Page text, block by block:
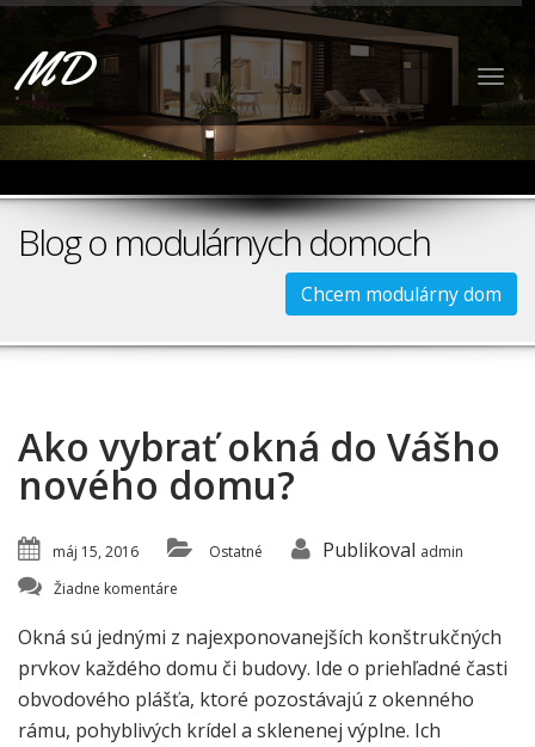
MD
Blog o modulárnych domoch
Chcem modulárny dom
Ako vybrať okná do Vášho
nového domu?
máj 15, 2016 Ostatné Publikoval admin
Žiadne komentáre
Okná sú jednými z najexponovanejších konštrukčných
prvkov každého domu či budovy. Ide o priehľadné časti
obvodového plášťa, ktoré pozostávajú z okenného
rámu, pohyblivých krídel a sklenenej výplne. Ich